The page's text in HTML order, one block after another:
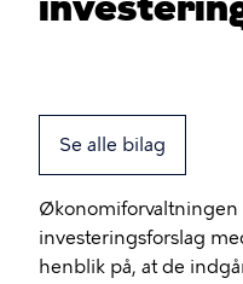
Se alle bilag
Økonomiforvaltningen
investeringsforslag
henblik på, at de